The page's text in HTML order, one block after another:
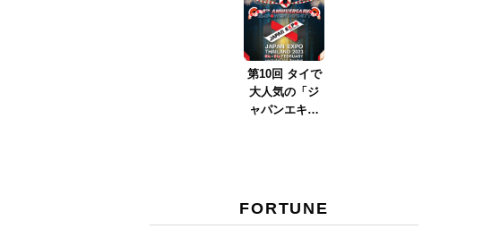
ver.2023』
第10回 タイで
大人気の「ジ
ャパンエキス
FORTUNE